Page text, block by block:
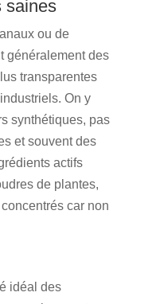
saines
ou de
généralement des
transparentes
On y
synthétiques, pas
et souvent des
actifs
de plantes,
car non
idéal des